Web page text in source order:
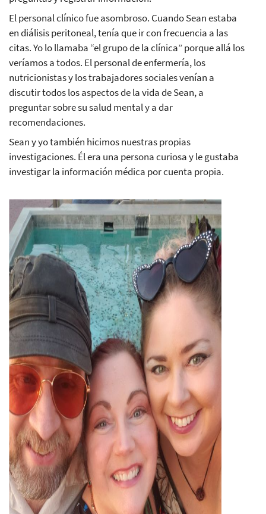
El personal clínico fue asombroso. Cuando Sean estaba
en diálisis peritoneal, tenía que ir con frecuencia a las
citas. Yo lo llamaba “el grupo de la clínica” porque allá los
veríamos a todos. El personal de enfermería, los
nutricionistas y los trabajadores sociales venían a
discutir todos los aspectos de la vida de Sean, a
preguntar sobre su salud mental y a dar
recomendaciones.
Sean y yo también hicimos nuestras propias
investigaciones. Él era una persona curiosa y le gustaba
investigar la información médica por cuenta propia.